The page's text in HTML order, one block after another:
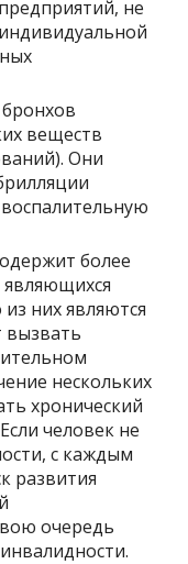
не
веществ
Они
более
являющихся
них являются
вызвать
нескольких
хронический
человек не
с каждым
развития
очередь